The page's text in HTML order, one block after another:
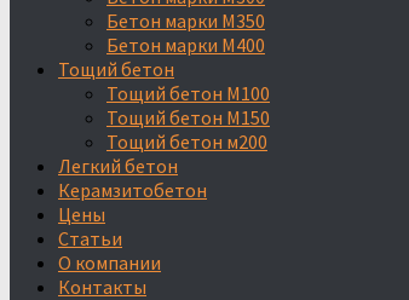
Бетон марки М350
Бетон марки М400
Тощий бетон
Тощий бетон М100
Тощий бетон М150
Тощий бетон м200
Легкий бетон
Керамзитобетон
Цены
Статьи
О компании
Контакты